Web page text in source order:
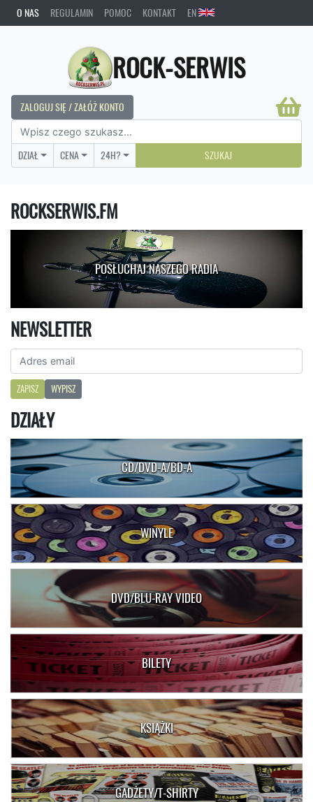
O NAS REGULAMIN POMOC KONTAKT EN
ROCK-SERWIS
ZALOGUJ SIĘ / ZAŁÓŻ KONTO
DZIAŁ CENA 24H? SZUKAJ
ROCKSERWIS.FM
POSŁUCHAJ NASZEGO RADIA
NEWSLETTER
ZAPISZ WYPISZ
DZIAŁY
CD/DVD-A/BD-A
WINYLE
DVD/BLU-RAY VIDEO
BILETY
KSIĄŻKI
GADŻETY/T-SHIRTY